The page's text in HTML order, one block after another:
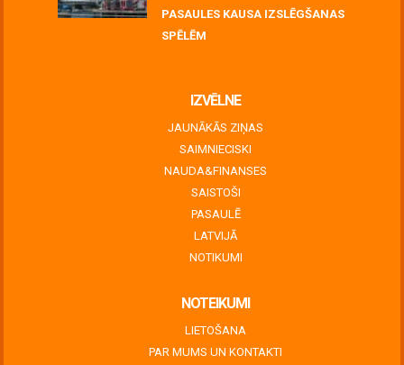
PASAULES KAUSA IZSLĒGŠANAS
SPĒLĒM
IZVĒLNE
JAUNĀKĀS ZIŅAS
SAIMNIECISKI
NAUDA&FINANSES
SAISTOŠI
PASAULĒ
LATVIJĀ
NOTIKUMI
NOTEIKUMI
LIETOŠANA
PAR MUMS UN KONTAKTI